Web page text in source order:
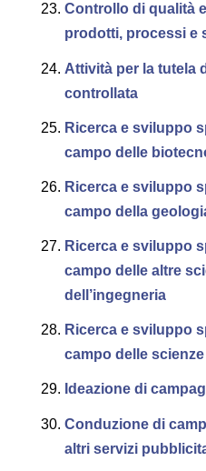
Controllo di qualità
prodotti, processi e
Attività per la tutela
controllata
Ricerca e sviluppo
campo delle
Ricerca e sviluppo
campo della
Ricerca e sviluppo
campo delle altre
dell’ingegneria
Ricerca e sviluppo
campo delle
Ideazione di
Conduzione di
altri servizi